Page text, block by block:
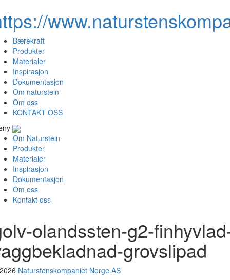
Bærekraft
Produkter
Materialer
Inspirasjon
Dokumentasjon
Om naturstein
Om oss
KONTAKT OSS
Om Naturstein
Produkter
Materialer
Inspirasjon
Dokumentasjon
Om oss
Kontakt oss
olandssten-g2-
grovslipad
Naturstenskompaniet Norge AS